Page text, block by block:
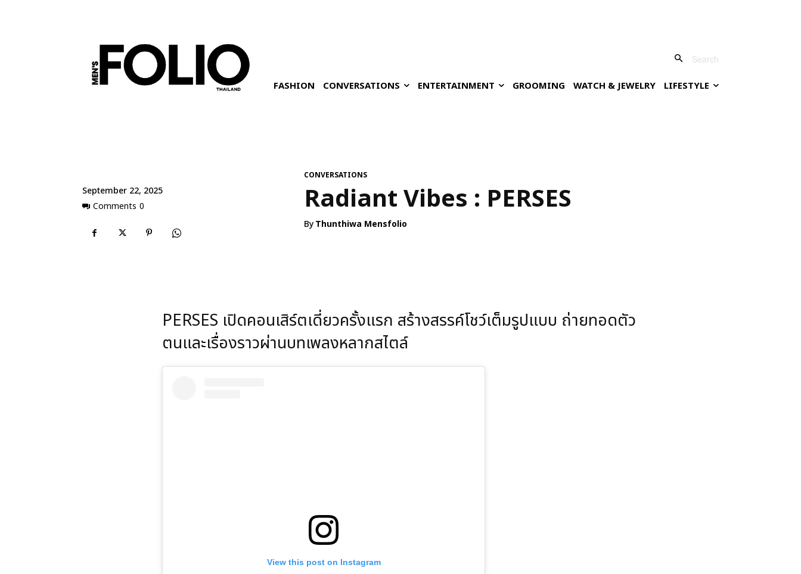
Search
FASHION CONVERSATIONS ENTERTAINMENT GROOMING WATCH & JEWELRY LIFESTYLE
September 22, 2025
Comments 0
CONVERSATIONS
Radiant Vibes : PERSES
ByThunthiwa Mensfolio
PERSES เปิดคอนเสิร์ตเดี่ยวครั้งแรก สร้างสรรค์โชว์เต็มรูปแบบ ถ่ายทอดตัว
ตนและเรื่องราวผ่านบทเพลงหลากสไตล์
View this post on Instagram